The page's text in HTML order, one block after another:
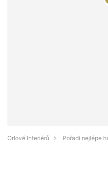
Orlové Interiérů Pořadí nejlépe